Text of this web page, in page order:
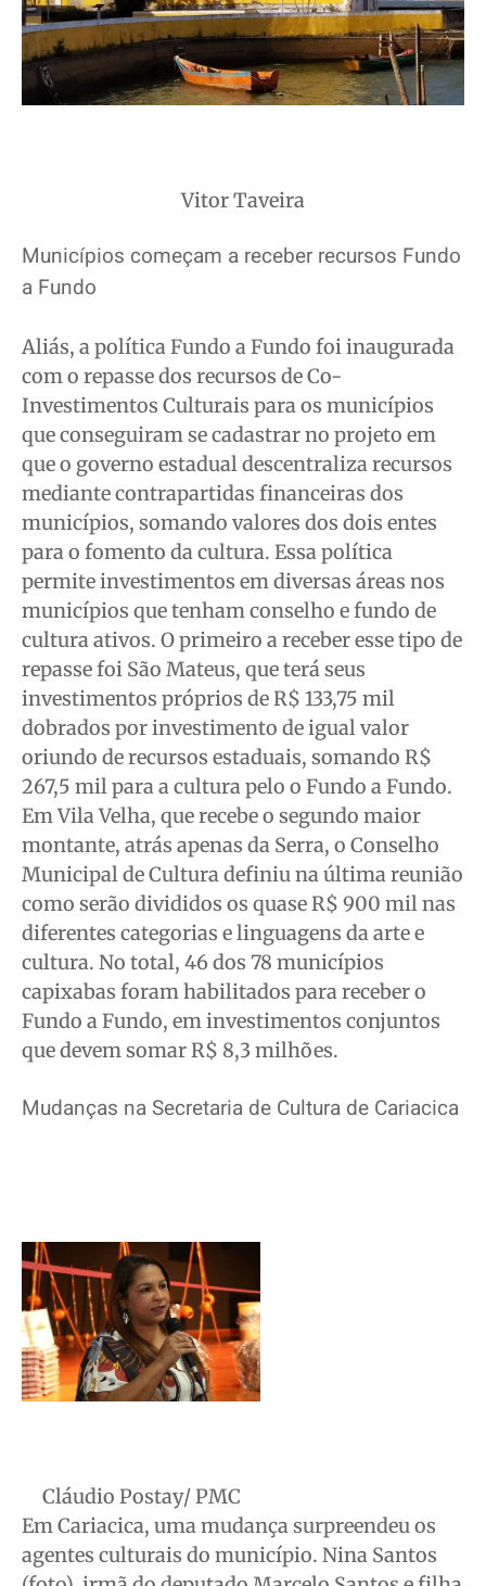
Vitor Taveira
Municípios começam a receber recursos Fundo
a Fundo
Aliás, a política Fundo a Fundo foi inaugurada
com o repasse dos recursos de Co-
Investimentos Culturais para os municípios
que conseguiram se cadastrar no projeto em
que o governo estadual descentraliza recursos
mediante contrapartidas financeiras dos
municípios, somando valores dos dois entes
para o fomento da cultura. Essa política
permite investimentos em diversas áreas nos
municípios que tenham conselho e fundo de
cultura ativos. O primeiro a receber esse tipo de
repasse foi São Mateus, que terá seus
investimentos próprios de R$ 133,75 mil
dobrados por investimento de igual valor
oriundo de recursos estaduais, somando R$
267,5 mil para a cultura pelo o Fundo a Fundo.
Em Vila Velha, que recebe o segundo maior
montante, atrás apenas da Serra, o Conselho
Municipal de Cultura definiu na última reunião
como serão divididos os quase R$ 900 mil nas
diferentes categorias e linguagens da arte e
cultura. No total, 46 dos 78 municípios
capixabas foram habilitados para receber o
Fundo a Fundo, em investimentos conjuntos
que devem somar R$ 8,3 milhões.
Mudanças na Secretaria de Cultura de Cariacica
Cláudio Postay/ PMC
Em Cariacica, uma mudança surpreendeu os
agentes culturais do município. Nina Santos